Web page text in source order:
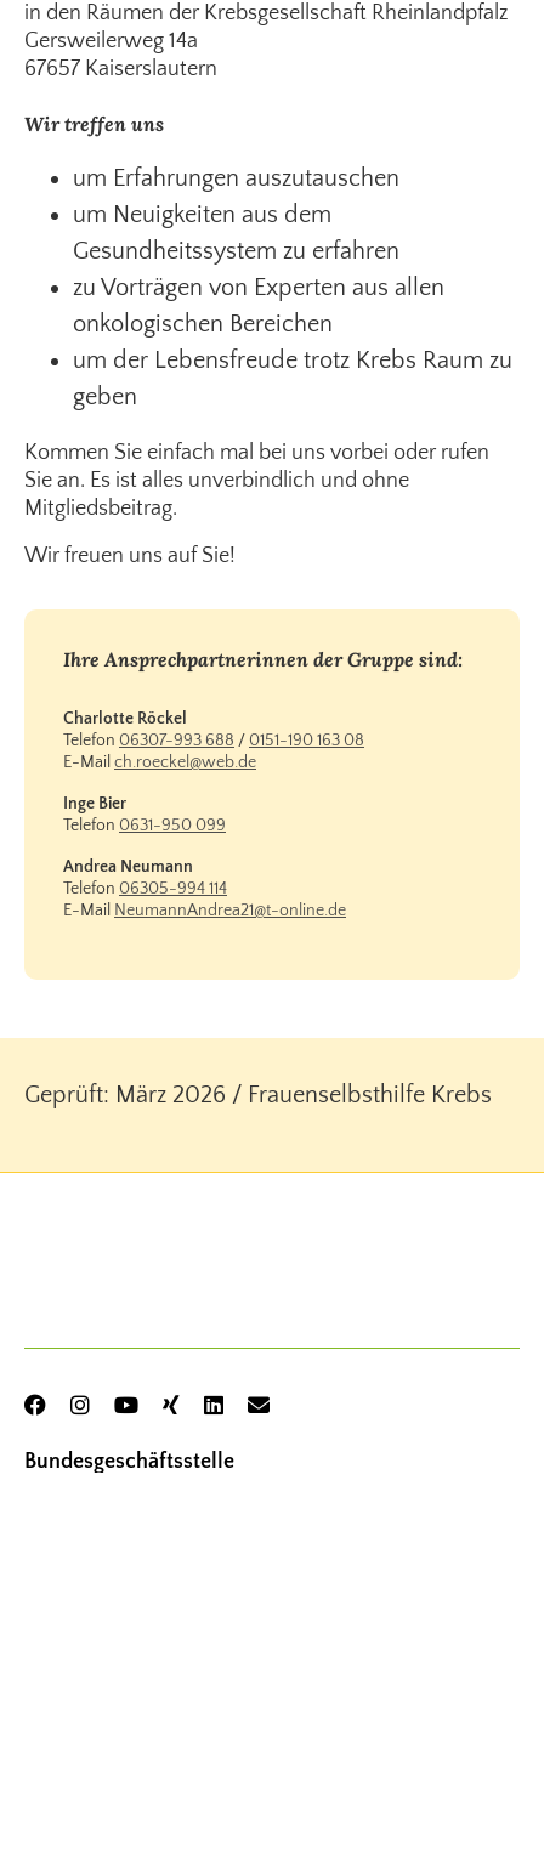
in den Räumen der Krebsgesellschaft Rheinlandpfalz
Gersweilerweg 14a
67657 Kaiserslautern
Wir treffen uns
um Erfahrungen auszutauschen
um Neuigkeiten aus dem
Gesundheitssystem zu erfahren
zu Vorträgen von Experten aus allen
onkologischen Bereichen
um der Lebensfreude trotz Krebs Raum zu
geben
Kommen Sie einfach mal bei uns vorbei oder rufen
Sie an. Es ist alles unverbindlich und ohne
Mitgliedsbeitrag.
Wir freuen uns auf Sie!
Ihre Ansprechpartnerinnen der Gruppe sind:
Charlotte Röckel
Telefon 06307-993 688 / 0151-190 163 08
E-Mailch.roeckel@web.de
Inge Bier
Telefon 0631-950 099
Andrea Neumann
Telefon 06305-994 114
E-Mail NeumannAndrea21@t-online.de
Geprüft: März 2026 / Frauenselbsthilfe Krebs
Bundesgeschäftsstelle